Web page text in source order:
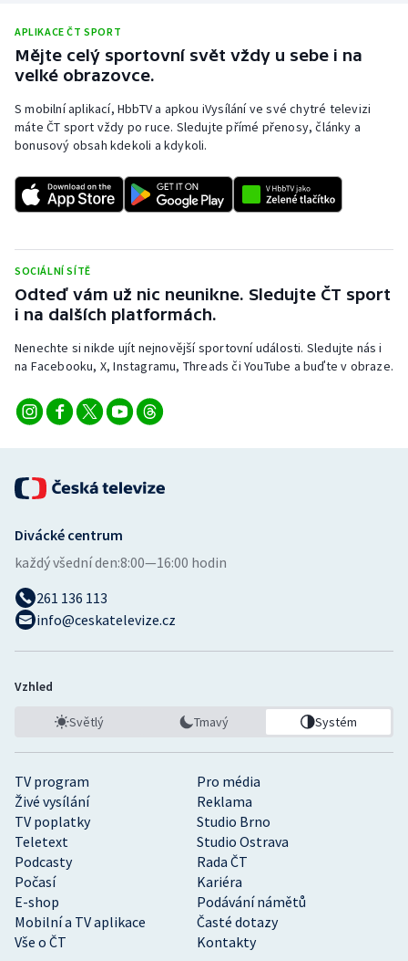
APLIKACE ČT SPORT
Mějte celý sportovní svět vždy u sebe i na
velké obrazovce.
S mobilní aplikací, HbbTV a apkou iVysílání ve své chytré televizi
máte ČT sport vždy po ruce. Sledujte přímé přenosy, články a
bonusový obsah kdekoli a kdykoli.
SOCIÁLNÍ SÍTĚ
Odteď vám už nic neunikne. Sledujte ČT sport
i na dalších platformách.
Nenechte si nikde ujít nejnovější sportovní události. Sledujte nás i
na Facebooku, X, Instagramu, Threads či YouTube a buďte v obraze.
TV program
Pro média
Živé vysílání
Reklama
TV poplatky
Studio Brno
Teletext
Studio Ostrava
Podcasty
Rada ČT
Počasí
Kariéra
E-shop
Podávání námětů
Mobilní a TV aplikace
Časté dotazy
Vše o ČT
Kontakty
Divácké centrum
každý všední den:8:00—16:00 hodin
261 136 113
info@ceskatelevize.cz
Vzhled
Světlý Tmavý Systém